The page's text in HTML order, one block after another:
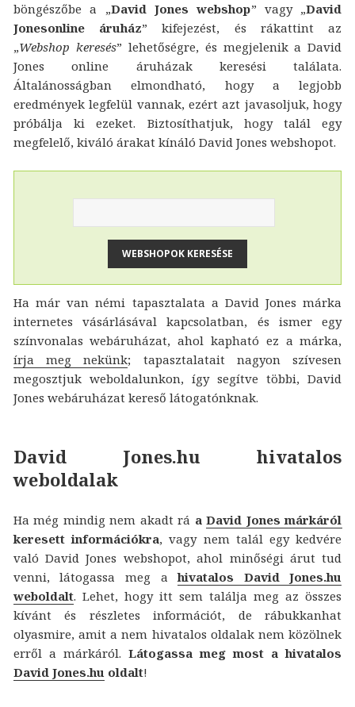
böngészőbe a „David Jones webshop” vagy „David
Jonesonline áruház” kifejezést, és rákattint az
„Webshop keresés” lehetőségre, és megjelenik a David
Jones online áruházak keresési találata.
Általánosságban elmondható, hogy a legjobb
eredmények legfelül vannak, ezért azt javasoljuk, hogy
próbálja ki ezeket. Biztosíthatjuk, hogy talál egy
megfelelő, kiváló árakat kínáló David Jones webshopot.
Ha már van némi tapasztalata a David Jones márka
internetes vásárlásával kapcsolatban, és ismer egy
színvonalas webáruházat, ahol kapható ez a márka,
írja meg nekünk; tapasztalatait nagyon szívesen
megosztjuk weboldalunkon, így segítve többi, David
Jones webáruházat kereső látogatónknak.
David Jones.hu hivatalos
weboldalak
Ha még mindig nem akadt rá aDavid Jones márkáról
keresett információkra, vagy nem talál egy kedvére
való David Jones webshopot, ahol minőségi árut tud
venni, látogassa meg ahivatalos David Jones.hu
weboldalt. Lehet, hogy itt sem találja meg az összes
kívánt és részletes információt, de rábukkanhat
olyasmire, amit a nem hivatalos oldalak nem közölnek
erről a márkáról. Látogassa meg most a hivatalos
David Jones.hu oldalt!